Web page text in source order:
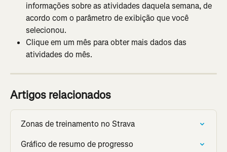
informações sobre as atividades daquela semana, de
acordo com o parâmetro de exibição que você
selecionou.
Clique em um mês para obter mais dados das
atividades do mês.
Artigos relacionados
Zonas de treinamento no Strava
Gráfico de resumo de progresso